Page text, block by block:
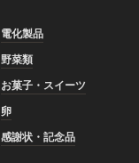
電化製品
野菜類
お菓子・スイーツ
卵
感謝状・記念品